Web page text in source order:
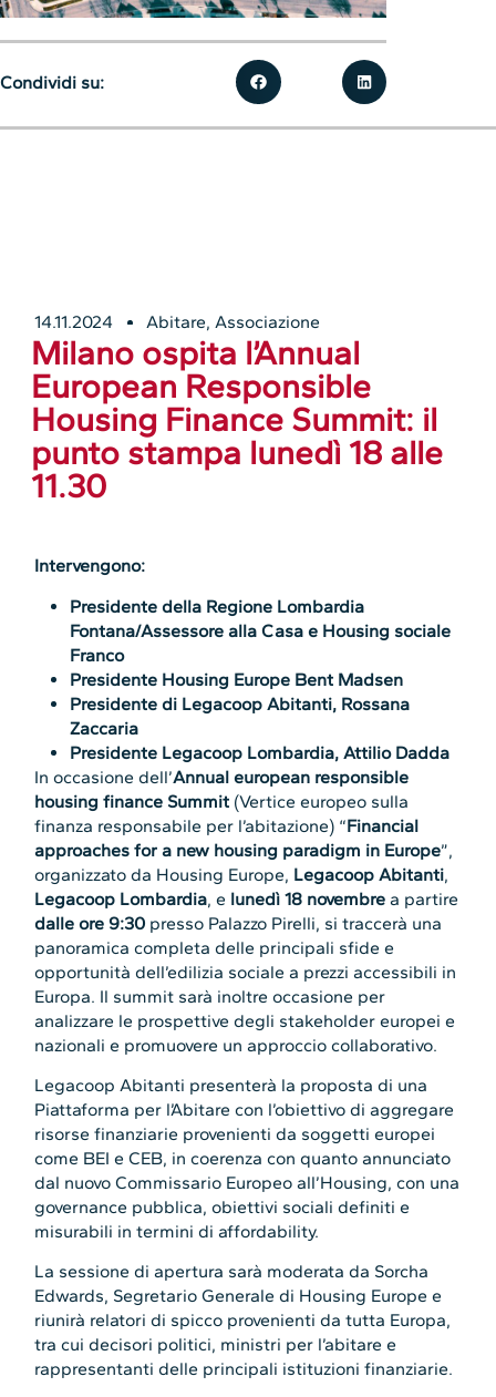
14.11.2024 Abitare,Associazione
Milano ospita l’Annual
European Responsible
Housing Finance Summit: il
punto stampa lunedì 18 alle
11.30
Intervengono:
Presidente della Regione Lombardia
Fontana/Assessore alla Casa e Housing sociale
Franco
Presidente Housing Europe Bent Madsen
Presidente di Legacoop Abitanti, Rossana
Zaccaria
Presidente Legacoop Lombardia, Attilio Dadda
In occasione dell’Annual european responsible
housing finance Summit (Vertice europeo sulla
finanza responsabile per l’abitazione) “Financial
approaches for a new housing paradigm in Europe”,
organizzato da Housing Europe, Legacoop Abitanti,
Legacoop Lombardia, e lunedì 18 novembre a partire
dalle ore 9:30 presso Palazzo Pirelli, si traccerà una
panoramica completa delle principali sfide e
opportunità dell’edilizia sociale a prezzi accessibili in
Europa. Il summit sarà inoltre occasione per
analizzare le prospettive degli stakeholder europei e
nazionali e promuovere un approccio collaborativo.
Legacoop Abitanti presenterà la proposta di una
Piattaforma per l’Abitare con l’obiettivo di aggregare
risorse finanziarie provenienti da soggetti europei
come BEI e CEB, in coerenza con quanto annunciato
dal nuovo Commissario Europeo all’Housing, con una
governance pubblica, obiettivi sociali definiti e
misurabili in termini di affordability.
La sessione di apertura sarà moderata da Sorcha
Edwards, Segretario Generale di Housing Europe e
riunirà relatori di spicco provenienti da tutta Europa,
tra cui decisori politici, ministri per l’abitare e
rappresentanti delle principali istituzioni finanziarie.
Condividi su: